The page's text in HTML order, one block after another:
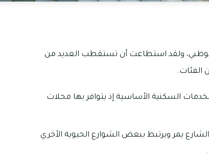
أبوظبي، ولقد استطاعت أن تستقطب العديد من
الفئات.
السكنية الأساسية إذ يتوافر بها محلات
يمر ويرتبط ببعض الشوارع الحيوية الأخري